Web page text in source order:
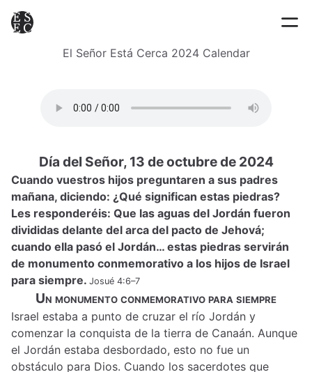
El Señor Está Cerca 2024 Calendar
Día del Señor, 13 de octubre de 2024
Cuando vuestros hijos preguntaren a sus padres
mañana, diciendo: ¿Qué significan estas piedras?
Les responderéis: Que las aguas del Jordán fueron
divididas delante del arca del pacto de Jehová;
cuando ella pasó el Jordán… estas piedras servirán
de monumento conmemorativo a los hijos de Israel
para siempre. Josué 4:6–7
Un monumento conmemorativo para siempre
Israel estaba a punto de cruzar el río Jordán y
comenzar la conquista de la tierra de Canaán. Aunque
el Jordán estaba desbordado, esto no fue un
obstáculo para Dios. Cuando los sacerdotes que